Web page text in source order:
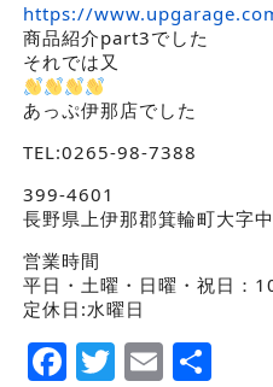
https://
商品紹介part3でした
それでは又
あっぷ伊那店でした
TEL:0265-98-7388
399-4601
長野県上伊那郡箕輪町大字
営業時間
平日・土曜・日曜・祝日：
定休日:水曜日
Facebook
Twitter
Email